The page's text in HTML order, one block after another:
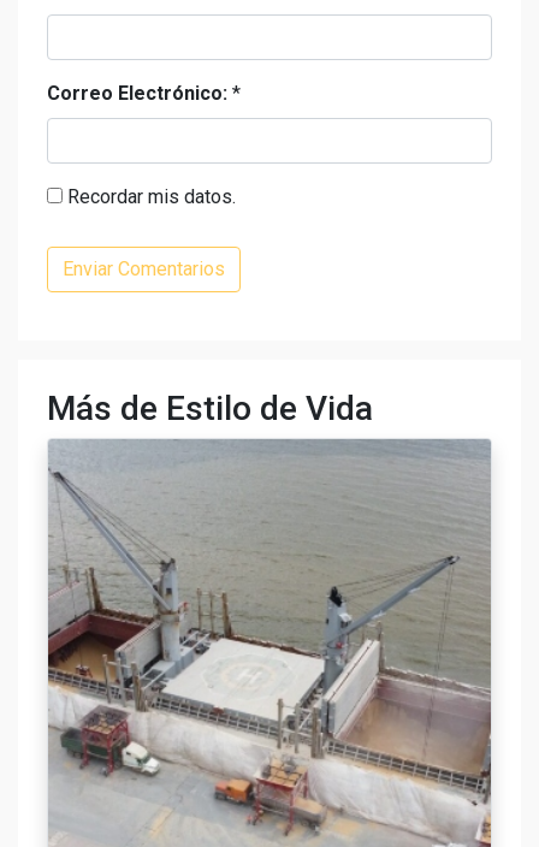
Correo Electrónico: *
Recordar mis datos.
Más de Estilo de Vida